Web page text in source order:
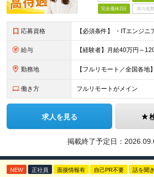
完全週休2日 賞与複
応募資格
給与
勤務地
働き方 フルリモートがメイン
求人を見る
掲載終了予定日：
NEW 正社員 面接情報有 自己PR不要 話を聞